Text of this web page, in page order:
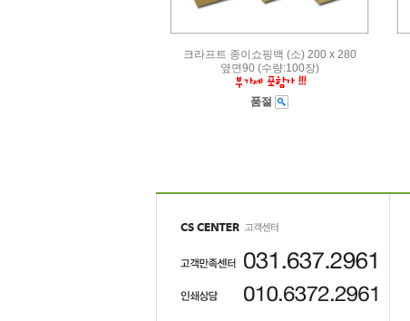
크라프트 종이쇼핑백 (소) 200 x 280
옆면90 (수량:100장)
품절